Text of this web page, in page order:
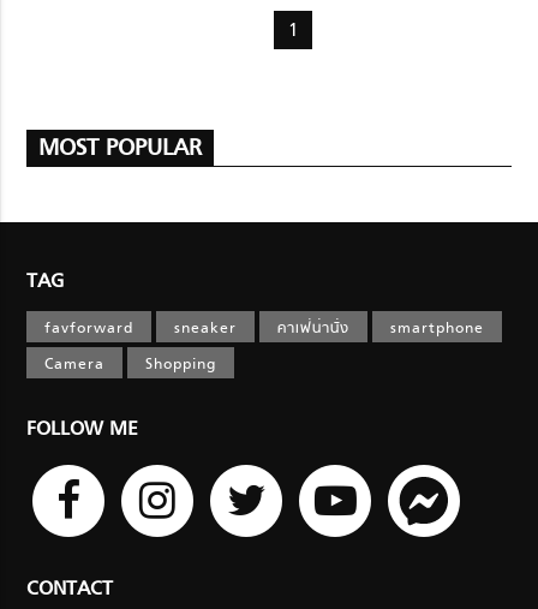
1
MOST POPULAR
TAG
favforward sneaker คาเฟ่น่านั่ง
smartphone
Camera
Shopping
FOLLOW ME
CONTACT